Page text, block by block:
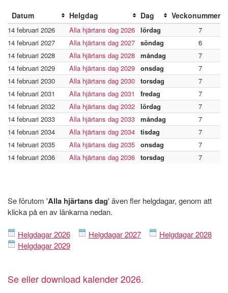
Datum Helgdag Dag Veckonummer
14 februari 2026 Alla hjärtans dag 2026 lördag
7
14 februari 2027
Alla hjärtans dag 2027 söndag
6
14 februari 2028
Alla hjärtans dag 2028 måndag
7
14 februari 2029
Alla hjärtans dag 2029 onsdag
7
14 februari 2030
Alla hjärtans dag 2030 torsdag
7
14 februari 2031
Alla hjärtans dag 2031 fredag
7
14 februari 2032
Alla hjärtans dag 2032 lördag
7
14 februari 2033
Alla hjärtans dag 2033 måndag
7
14 februari 2034
Alla hjärtans dag 2034 tisdag
7
14 februari 2035
Alla hjärtans dag 2035 onsdag
7
14 februari 2036
Alla hjärtans dag 2036 torsdag 7
Se förutom 'Alla hjärtans dag' även fler helgdagar, genom att
klicka på en av länkarna nedan.
Helgdagar 2026 Helgdagar 2027
Helgdagar 2028
Helgdagar 2029
Se eller download kalender 2026.